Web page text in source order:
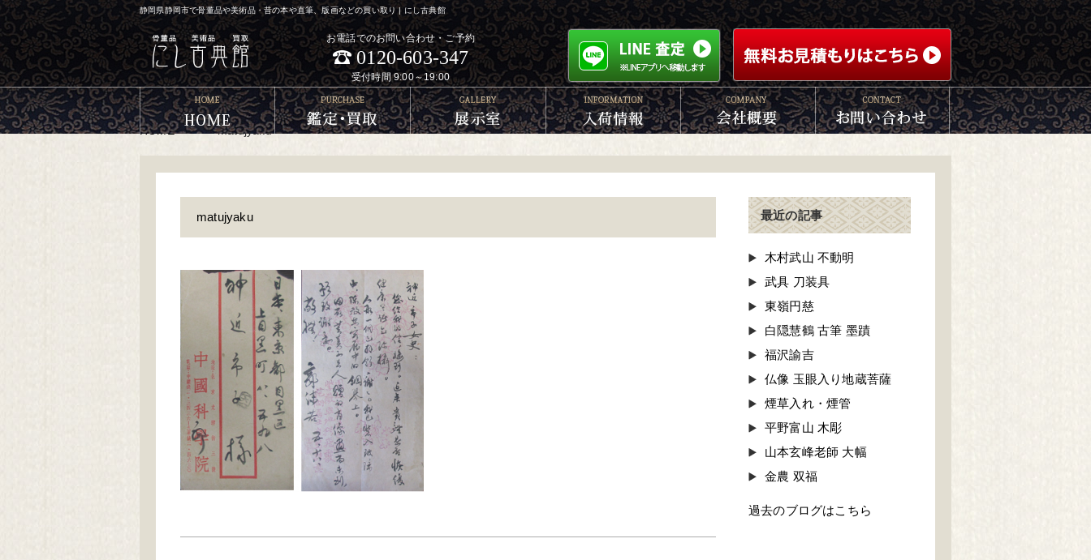
静岡県静岡市で骨董品や美術品・昔の本や直筆、版画などの買い取り | にし古典館
お電話でのお問い合わせ・ご予約
0120-603-347
受付時間 9:00～19:00
HOME> > matujyaku
matujyaku 最近の記事
木村武山 不動明
武具 刀装具
東嶺円慈
白隠慧鶴 古筆 墨蹟
福沢諭吉
仏像 玉眼入り地蔵菩薩
煙草入れ・煙管
平野富山 木彫
山本玄峰老師 大幅
金農 双福
過去のブログはこちら